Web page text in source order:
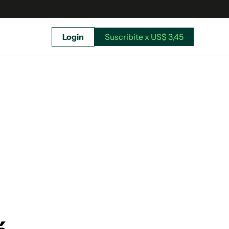
Login Suscribite x US$ 3,45